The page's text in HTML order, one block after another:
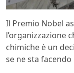
Il Premio Nobel
l’organizzazione
chimiche è un
se ne sta facendo